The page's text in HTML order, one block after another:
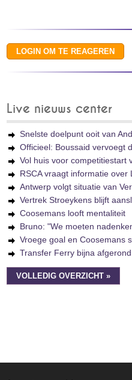
Live nieuws center
Snelste doelpunt ooit van
Officieel: Boussaid vervoegt
Vol huis voor competitiestart
RSCA vraagt informatie over
Antwerp volgt situatie van
Vertrek Stroeykens blijft
Coosemans looft mentaliteit
Bruno: "We moeten
Vroege goal en Coosemans
Transfer Ferry bijna afgerond
VOLLEDIG OVERZICHT »